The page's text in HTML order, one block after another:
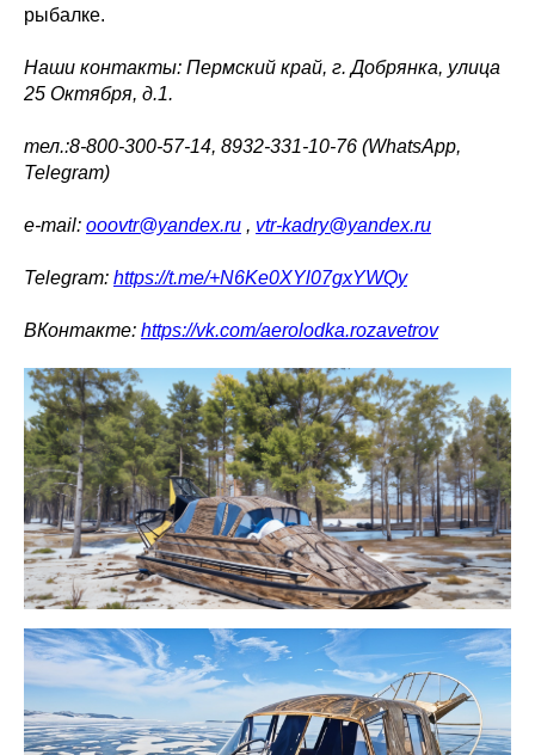
рыбалке.
Наши контакты: Пермский край, г. Добрянка, улица
25 Октября, д.1.
тел.:8-800-300-57-14, 8932-331-10-76 (WhatsApp,
Telegram)
e-mail: ooovtr@yandex.ru , vtr-kadry@yandex.ru
Telegram: https://t.me/+N6Ke0XYl07gxYWQy
ВКонтакте: https://vk.com/aerolodka.rozavetrov